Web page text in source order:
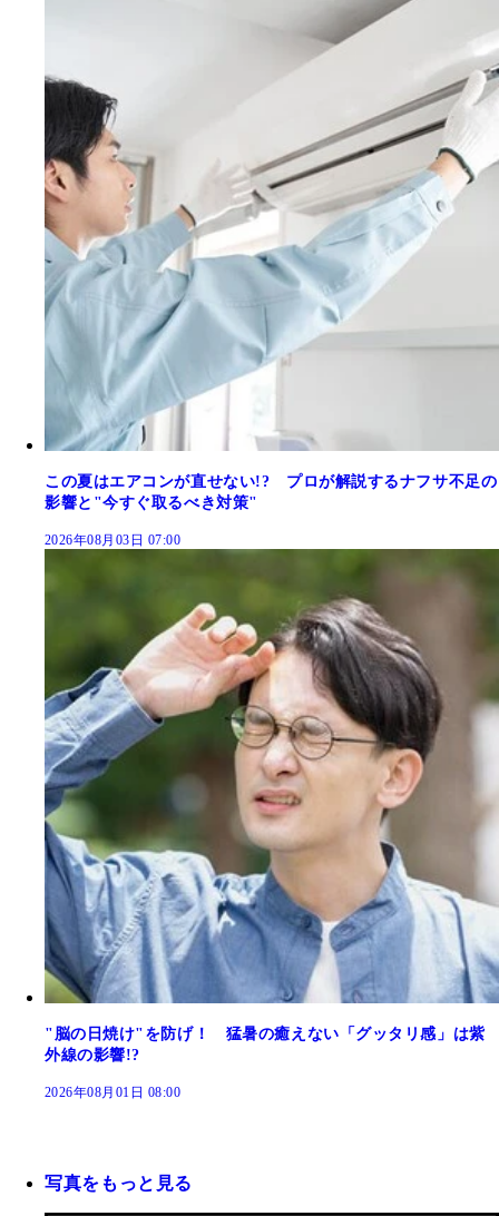
この夏はエアコンが直せない!? プロが解説するナフサ不足の
影響と"今すぐ取るべき対策"
2026年08月03日 07:00
"脳の日焼け"を防げ！ 猛暑の癒えない「グッタリ感」は紫
外線の影響!?
2026年08月01日 08:00
写真をもっと見る